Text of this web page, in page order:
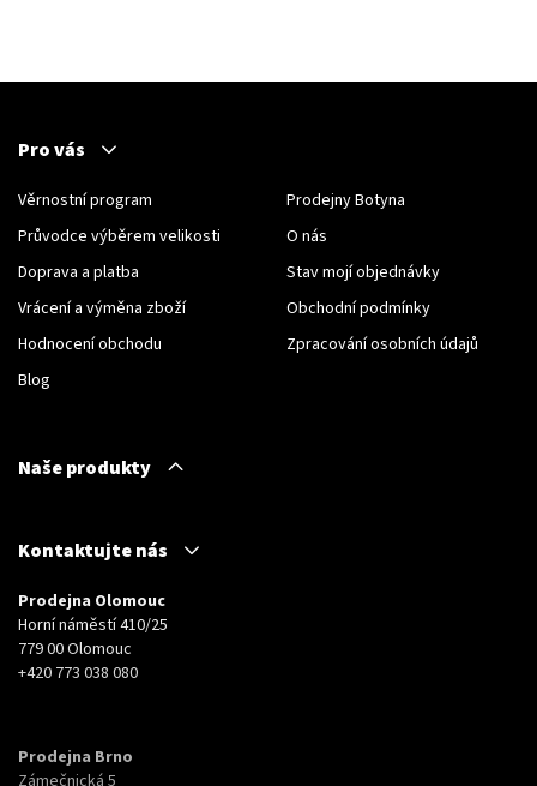
Pro vás
Věrnostní program
Průvodce výběrem velikosti
Doprava a platba
Vrácení a výměna zboží
Hodnocení obchodu
Blog
Prodejny Botyna
O nás
Stav mojí objednávky
Obchodní podmínky
Zpracování osobních údajů
Naše produkty
Kontaktujte nás
Prodejna Olomouc
Horní náměstí 410/25
779 00 Olomouc
+420 773 038 080
Prodejna Brno